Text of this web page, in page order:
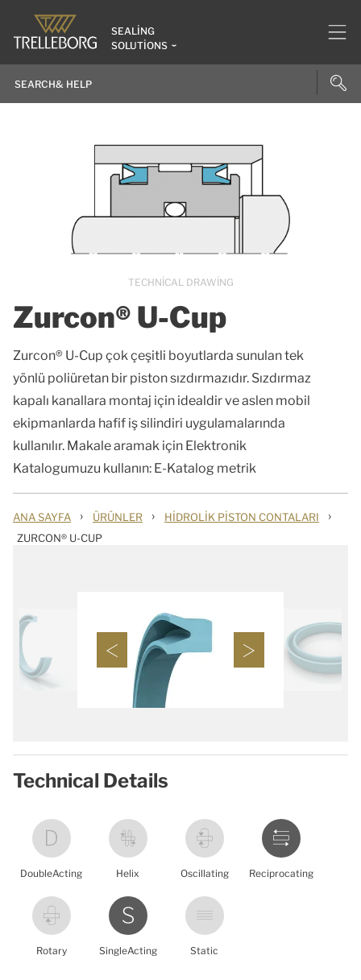
SEALING
SOLUTIONS
Zurcon® U-Cup
Zurcon® U-Cup çok çeşitli boyutlarda sunulan tek
yönlü poliüretan bir piston sızdırmazıdır. Sızdırmaz
kapalı kanallara montaj için idealdir ve aslen mobil
ekipmanlarda hafif iş silindiri uygulamalarında
kullanılır. Makale aramak için Elektronik
Katalogumuzu kullanın: E-Katalog metrik
TECHNICAL DRAWING
ANA SAYFA › ÜRÜNLER › HIDROLIK PISTON CONTALARI ›
ZURCON® U-CUP
Technical Details
DoubleActing Helix Oscillating Reciprocating
Rotary SingleActing Static